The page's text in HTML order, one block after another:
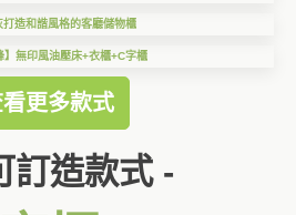
打造和諧風格的客廳儲物櫃
】無印風油壓床+衣櫃+C字櫃
更多款式
訂造款式 -